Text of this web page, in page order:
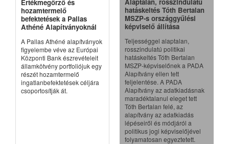
Értékmegőrző és
hozamtermelő
befektetések a Pallas
Athéné Alapítványoknál
A Pallas Athéné alapítványok
figyelembe véve az Európai
Központi Bank észrevételeit
államkötvény portfoliójuk egy
részét hozamtermelő
ingatlanbefektetések céljára
csoportosítják át.
hatáskeltés Tóth Bertalan
MSZP-s országgyűlési
képviselő állítása
Teljességgel alaptalan,
rosszindulatú politikai
hatáskeltés Tóth Bertalan
MSZP-képviselőnek a PADA
Alapítvány ellen tett
feljelentése. A PADA
Alapítvány az adatkiadásnak
maradéktalanul eleget tett
Tóth Bertalan felé, az
alapítvány az adatkiadás
lépéseiről és módjáról a
politikus jogi képviselőjével
folyamatosan egyeztetett.